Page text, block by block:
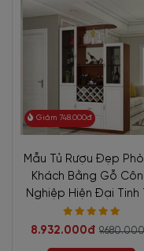
Mẫu Tủ Rượu Đẹp
căn phòng nét đẹp hiện
mới mẻ. Chắc chắn đây
Giảm 748.000đ
Mẫu Tủ Rượu Đẹp
Khách Bằng Gỗ
Nghiệp Hiện Đại Tinh
8.932.000đ